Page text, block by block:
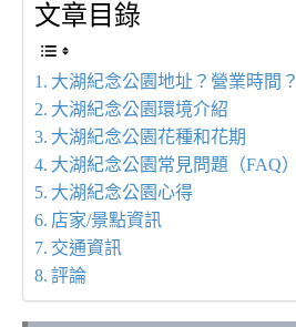
文章目錄
大湖紀念公園地址？營業時間？
大湖紀念公園環境介紹
大湖紀念公園花種和花期
大湖紀念公園常見問題（FAQ）
大湖紀念公園心得
店家/景點資訊
交通資訊
評論